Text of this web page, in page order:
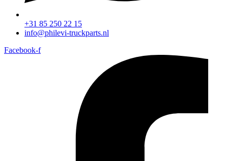
+31 85 250 22 15
info@philevi-truckparts.nl
Facebook-f